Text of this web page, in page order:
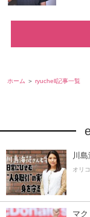
ホーム ryuchell記事一覧
川
オリ
マ